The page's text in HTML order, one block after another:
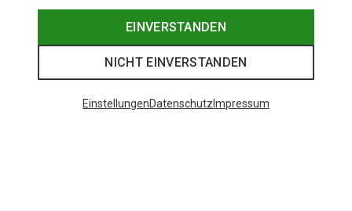
EINVERSTANDEN
NICHT EINVERSTANDEN
EinstellungenDatenschutz Impressum